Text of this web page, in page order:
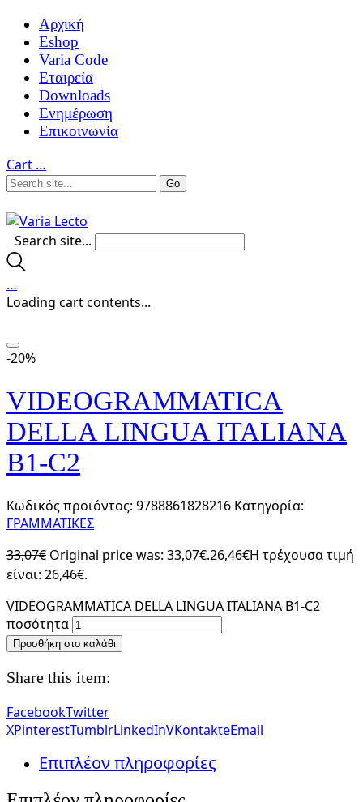
Αρχική
Eshop
Varia Code
Εταιρεία
Downloads
Ενημέρωση
Επικοινωνία
Cart …
Search site...
…
Loading cart contents...
-20%
VIDEOGRAMMATICA
DELLA LINGUA ITALIANA
B1-C2
Κωδικός προϊόντος: 9788861828216 Κατηγορία:
ΓΡΑΜΜΑΤΙΚΕΣ
33,07€ Original price was: 33,07€.26,46€Η τρέχουσα τιμή
είναι: 26,46€.
VIDEOGRAMMATICA DELLA LINGUA ITALIANA B1-C2
ποσότητα
Προσθήκη στο καλάθι
Share this item:
FacebookTwitter
XPinterestTumblrLinkedInVKontakteEmail
Επιπλέον πληροφορίες